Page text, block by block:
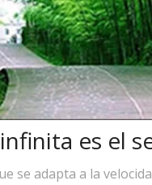
es el
se adapta a la